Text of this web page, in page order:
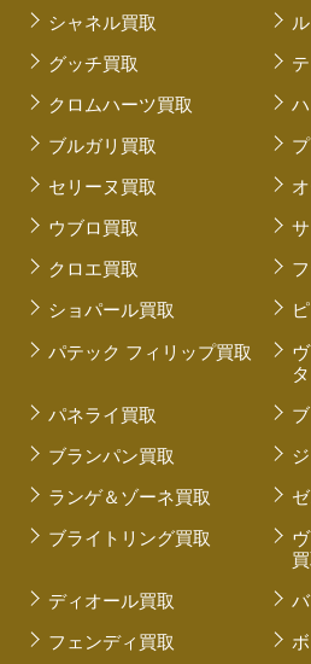
シャネル買取
グッチ買取
クロムハーツ買取
ブルガリ買取
セリーヌ買取
ウブロ買取
クロエ買取
ショパール買取
パテック フィリップ買取
パネライ買取
ブランパン買取
ランゲ＆ゾーネ買取
ブライトリング買取
ディオール買取
フェンディ買取